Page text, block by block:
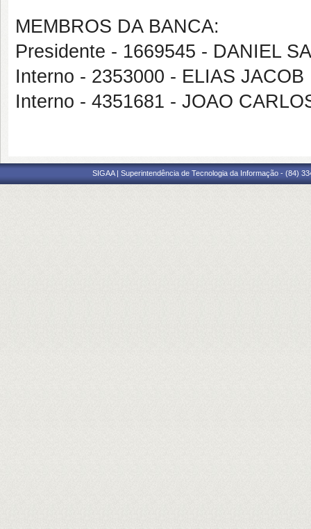
MEMBROS DA BANCA:
Presidente - 1669545 - DANIEL
Interno - 2353000 - ELIAS
Interno - 4351681 - JOAO
SIGAA | Superintendência de Tecnologia da Informação - (84)